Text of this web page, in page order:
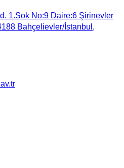
1.Sok No:9 Daire:6 Şirinevler
Bahçelievler/İstanbul,